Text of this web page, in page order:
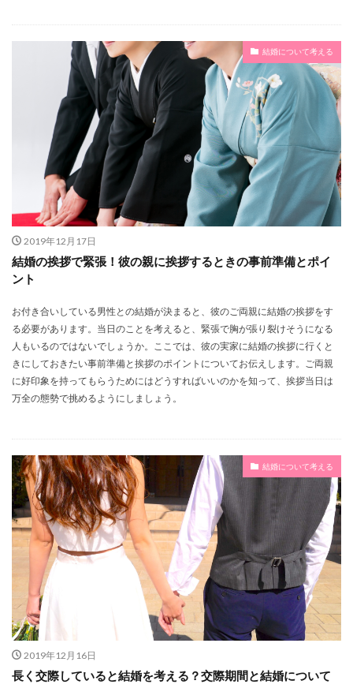
結婚について考える
2019年12月17日
結婚の挨拶で緊張！彼の親に挨拶するときの事前準備とポイ
ント
お付き合いしている男性との結婚が決まると、彼のご両親に結婚の挨拶をす
る必要があります。当日のことを考えると、緊張で胸が張り裂けそうになる
人もいるのではないでしょうか。ここでは、彼の実家に結婚の挨拶に行くと
きにしておきたい事前準備と挨拶のポイントについてお伝えします。ご両親
に好印象を持ってもらうためにはどうすればいいのかを知って、挨拶当日は
万全の態勢で挑めるようにしましょう。
結婚について考える
2019年12月16日
長く交際していると結婚を考える？交際期間と結婚について